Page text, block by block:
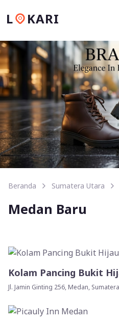
L KARI
Beranda Sumatera Utara
Medan Baru
Kolam Pancing Bukit
Jl. Jamin Ginting 256, Medan,